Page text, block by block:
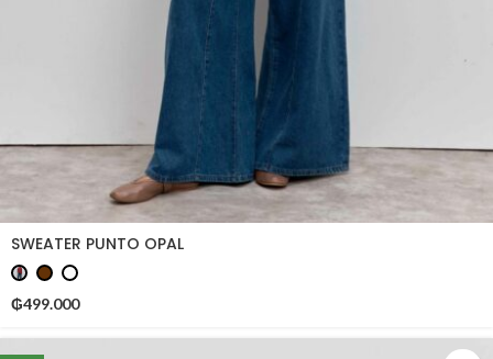
SWEATER PUNTO OPAL
₲499.000